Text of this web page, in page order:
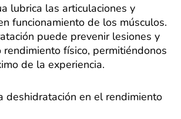
lubrica las articulaciones y
funcionamiento de los músculos.
puede prevenir lesiones y
rendimiento físico, permitiéndonos
de la experiencia.
deshidratación en el rendimiento